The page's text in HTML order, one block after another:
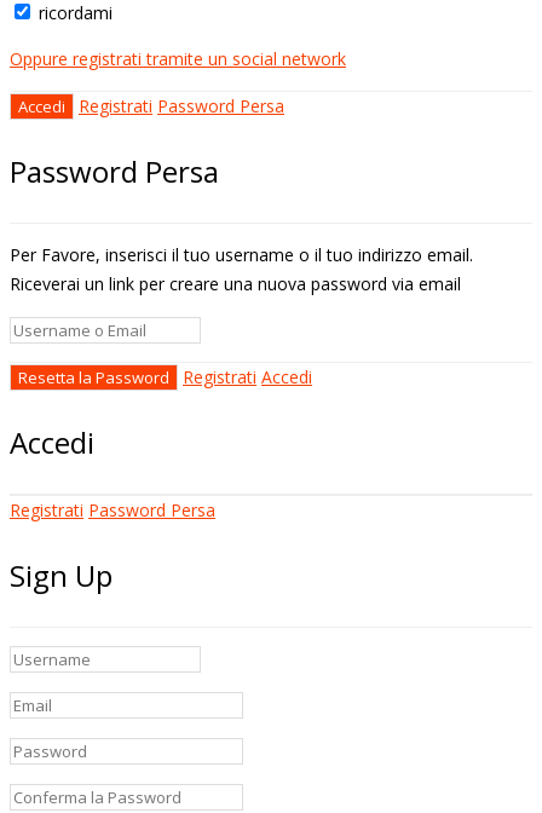
ricordami
Oppure registrati tramite un social network
Registrati Password Persa
Password Persa
Per Favore, inserisci il tuo username o il tuo indirizzo email.
Riceverai un link per creare una nuova password via email
Registrati Accedi
Accedi
Registrati Password Persa
Sign Up